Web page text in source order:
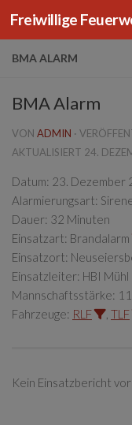
Zum Inhalt
Freiwillige
BMA ALARM
BMA Alarm
VON ADMIN ·
AKTUALISIERT 24.
Datum: 23. Dezember
Alarmierungsart:
Dauer: 32 Minuten
Einsatzart: Brandalarm
Einsatzort:
Einsatzleiter: HBI Mühl
Mannschaftsstärke: 11
Fahrzeuge: RLF TLF
Kein Einsatzbericht